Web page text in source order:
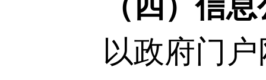
以政府门